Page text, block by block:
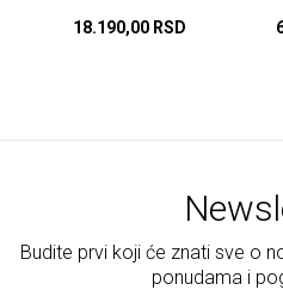
18.190,00 RSD
Budite prvi koji će znati sve o
ponudama i